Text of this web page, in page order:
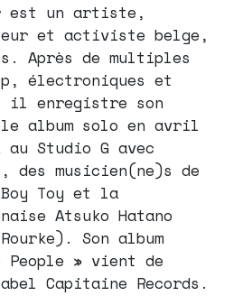
est un artiste,
et activiste belge,
Après de multiples
électroniques et
il enregistre son
album solo en avril
au Studio G avec
des musicien(ne)s de
Toy et la
Atsuko Hatano
Son album
People » vient de
Capitaine Records.